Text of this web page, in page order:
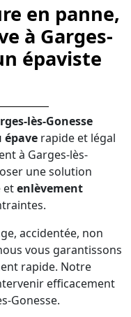
en panne,
à Garges-
épaviste
lès-Gonesse
rapide et légal
à Garges-lès-
une solution
etenlèvement
accidentée, non
vous garantissons
rapide. Notre
efficacement
Gonesse.